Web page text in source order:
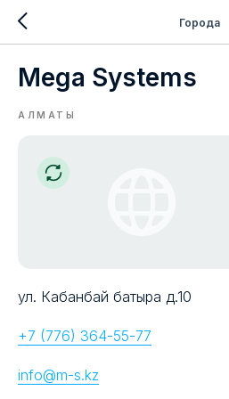
Города
Mega Systems
АЛМАТЫ
ул. Кабанбай батыра д.10
+7 (776) 364-55-77
info@m-s.kz